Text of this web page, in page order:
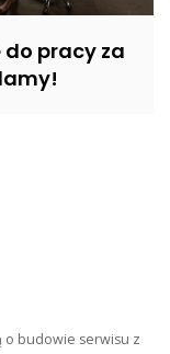
pracy za
o budowie serwisu z